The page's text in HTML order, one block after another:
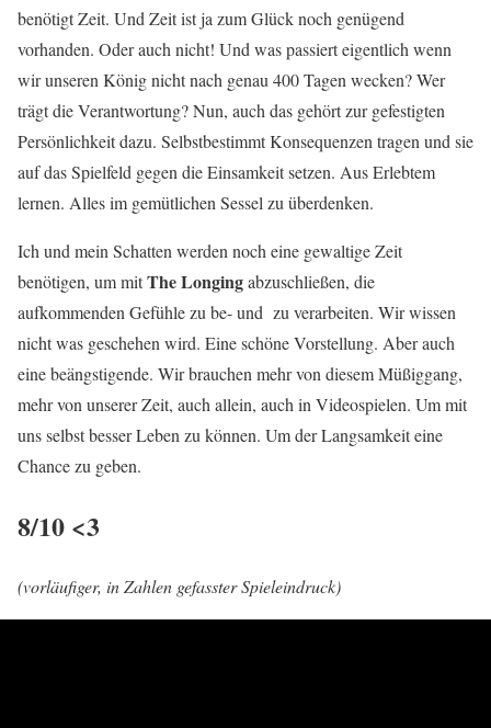
benötigt Zeit. Und Zeit ist ja zum Glück noch genügend
vorhanden. Oder auch nicht! Und was passiert eigentlich wenn
wir unseren König nicht nach genau 400 Tagen wecken? Wer
trägt die Verantwortung? Nun, auch das gehört zur gefestigten
Persönlichkeit dazu. Selbstbestimmt Konsequenzen tragen und sie
auf das Spielfeld gegen die Einsamkeit setzen. Aus Erlebtem
lernen. Alles im gemütlichen Sessel zu überdenken.
Ich und mein Schatten werden noch eine gewaltige Zeit
benötigen, um mitThe Longingabzuschließen, die
aufkommenden Gefühle zu be- und zu verarbeiten. Wir wissen
nicht was geschehen wird. Eine schöne Vorstellung. Aber auch
eine beängstigende. Wir brauchen mehr von diesem Müßiggang,
mehr von unserer Zeit, auch allein, auch in Videospielen. Um mit
uns selbst besser Leben zu können. Um der Langsamkeit eine
Chance zu geben.
8/10 <3
(vorläufiger, in Zahlen gefasster Spieleindruck)